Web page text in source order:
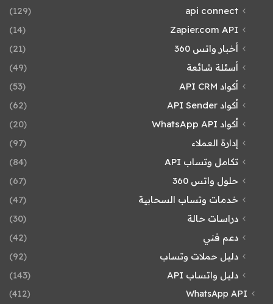
api connect
(129)
Zapier.com API
(14)
أخبار واتس 360
(21)
أسئلة شائعة
(49)
أكواد API CRM
(53)
أكواد API Sender
(62)
أكواد WhatsApp API
(20)
إدارة العملاء
(97)
تكامل وتساب API
(84)
حلول واتس 360
(67)
خدمات وتساب السحابية
(47)
دراسات حالة
(30)
دعم فني
(42)
دليل حملات وتساب
(92)
دليل واتساب API
(143)
WhatsApp API
(412)